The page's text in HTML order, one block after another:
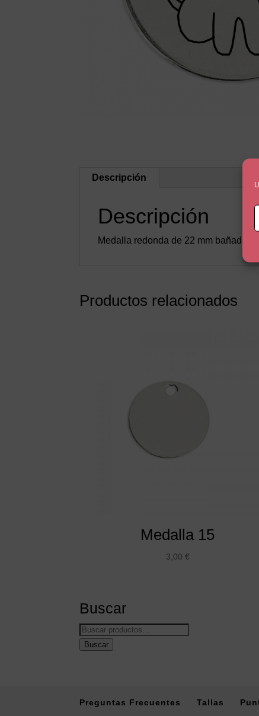
Descripción
Descripción
Medalla redonda de 22 mm bañada
Productos relacionados
Medalla 15
3,00 €
Buscar
Buscar
por:
Buscar
Preguntas Frecuentes Tallas